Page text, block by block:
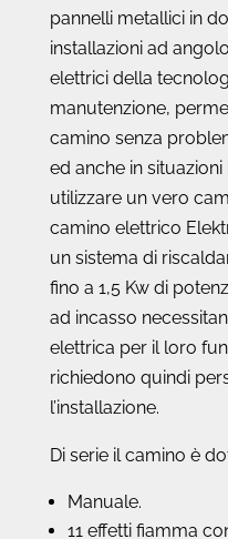
pannelli metallici in
installazioni ad
elettrici della
manutenzione,
camino senza
ed anche in
utilizzare un vero
camino elettrico
un sistema di
fino a 1,5 Kw di
ad incasso
elettrica per il loro
richiedono quindi
l’installazione.
Di serie il camino è
Manuale.
11 effetti fiamma